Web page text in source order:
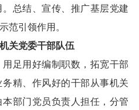
总结、宣传、推广基层党建
范引领作用。
关党委干部队伍
用足用好编制职数，拓宽干部
精、作风好的干部从事机关
部门党员负责人担任，分管